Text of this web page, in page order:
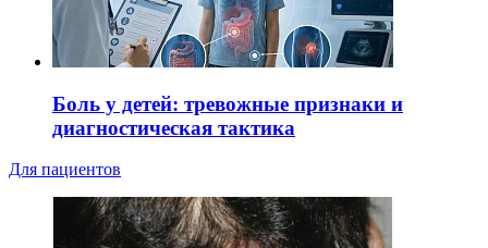
Боль у детей: тревожные признаки и
диагностическая тактика
Для пациентов